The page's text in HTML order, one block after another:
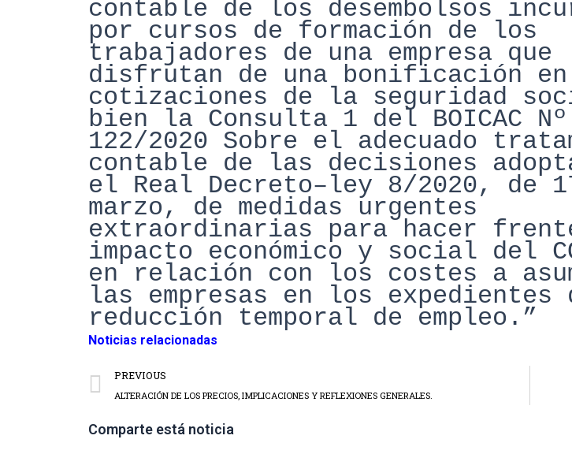
contable de los desembolsos
por cursos de formación de los
trabajadores de una empresa que
disfrutan de una bonificación
cotizaciones de la seguridad
bien la Consulta 1 del BOICAC Nº
122/2020 Sobre el adecuado tr
contable de las decisiones
el Real Decreto–ley 8/2020, de
marzo, de medidas urgentes
extraordinarias para hacer
impacto económico y social del
en relación con los costes a
las empresas en los expedientes
reducción temporal de empleo.”
Noticias relacionadas
PREVIOUS
ALTERACIÓN DE LOS PRECIOS, IMPLICACIONES Y REFLEXIONES GENERALES.
Comparte está noticia